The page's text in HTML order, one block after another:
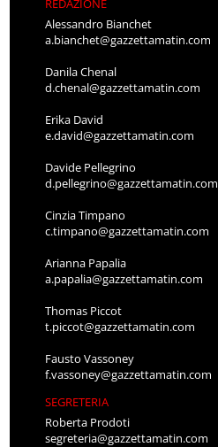
REDAZIONE
Alessandro Bianchet
a.bianchet@gazzettamatin.com
Danila Chenal
d.chenal@gazzettamatin.com
Erika David
e.david@gazzettamatin.com
Davide Pellegrino
d.pellegrino@gazzettamatin.com
Cinzia Timpano
c.timpano@gazzettamatin.com
Arianna Papalia
a.papalia@gazzettamatin.com
Thomas Piccot
t.piccot@gazzettamatin.com
Fausto Vassoney
f.vassoney@gazzettamatin.com
SEGRETERIA
Roberta Prodoti
segreteria@gazzettamatin.com